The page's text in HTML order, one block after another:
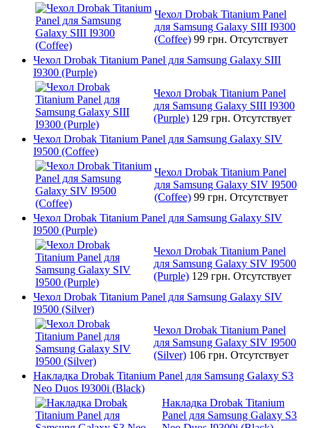
Чехол Drobak Titanium Panel
для Samsung Galaxy SIII I9300
(Coffee) 99 грн. Отсутствует
Чехол Drobak Titanium Panel для Samsung Galaxy SIII
I9300 (Purple)
Чехол Drobak Titanium Panel
для Samsung Galaxy SIII I9300
(Purple) 129 грн. Отсутствует
Чехол Drobak Titanium Panel для Samsung Galaxy SIV
I9500 (Coffee)
Чехол Drobak Titanium Panel
для Samsung Galaxy SIV I9500
(Coffee) 99 грн. Отсутствует
Чехол Drobak Titanium Panel для Samsung Galaxy SIV
I9500 (Purple)
Чехол Drobak Titanium Panel
для Samsung Galaxy SIV I9500
(Purple) 129 грн. Отсутствует
Чехол Drobak Titanium Panel для Samsung Galaxy SIV
I9500 (Silver)
Чехол Drobak Titanium Panel
для Samsung Galaxy SIV I9500
(Silver) 106 грн. Отсутствует
Накладка Drobak Titanium Panel для Samsung Galaxy S3
Neo Duos I9300i (Black)
Накладка Drobak Titanium
Panel для Samsung Galaxy S3